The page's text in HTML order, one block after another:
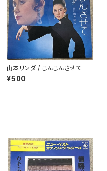
山本リンダ / じんじんさせて
¥500